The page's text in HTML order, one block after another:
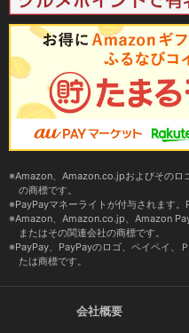
Amazon、Amazon.co.jpおよびそのロ
の商標です。
PayPayマネーライトが付与されます。
Amazon、Amazon.co.jp、Amazon
またはその関連会社の商標です。
PayPay、PayPayのロゴ、ペイペイ、
たは商標です。
会社概要